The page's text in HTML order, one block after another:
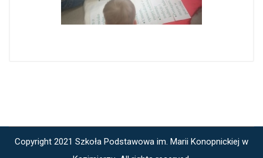
Copyright 2021 Szkoła Podstawowa im. Marii Konopnickiej w